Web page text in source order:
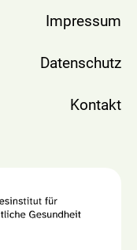
Impressum
Datenschutz
Kontakt